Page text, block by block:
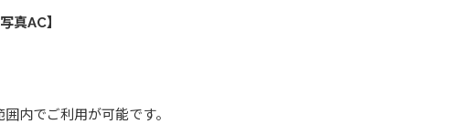
真AC】
内でご利用が可能です。